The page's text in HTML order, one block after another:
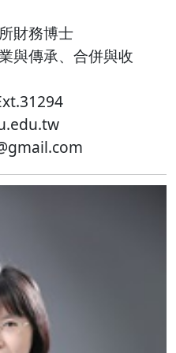
財務博士
與傳承、合併與收